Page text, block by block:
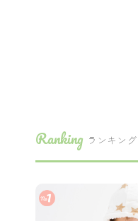
Ranking ランキング